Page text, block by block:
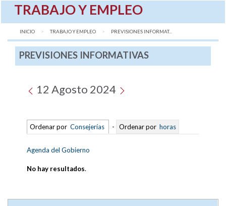
TRABAJO Y EMPLEO
INICIO TRABAJO Y EMPLEO AQUÍ:
PREVISIONES INFORMAT...
PREVISIONES INFORMATIVAS
12 Agosto 2024
Ordenar por Consejerías - Ordenar por horas
Agenda del Gobierno
No hay resultados.